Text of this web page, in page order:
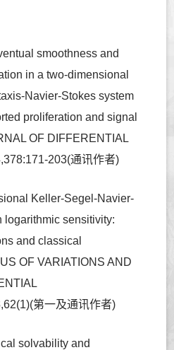
smoothness and
in a two-dimensional
Navier-Stokes system
proliferation and signal
OF DIFFERENTIAL
203(通讯作者)
Keller-Segel-Navier-
logarithmic sensitivity:
and classical
OF VARIATIONS AND
第一及通讯作者)
solvability and